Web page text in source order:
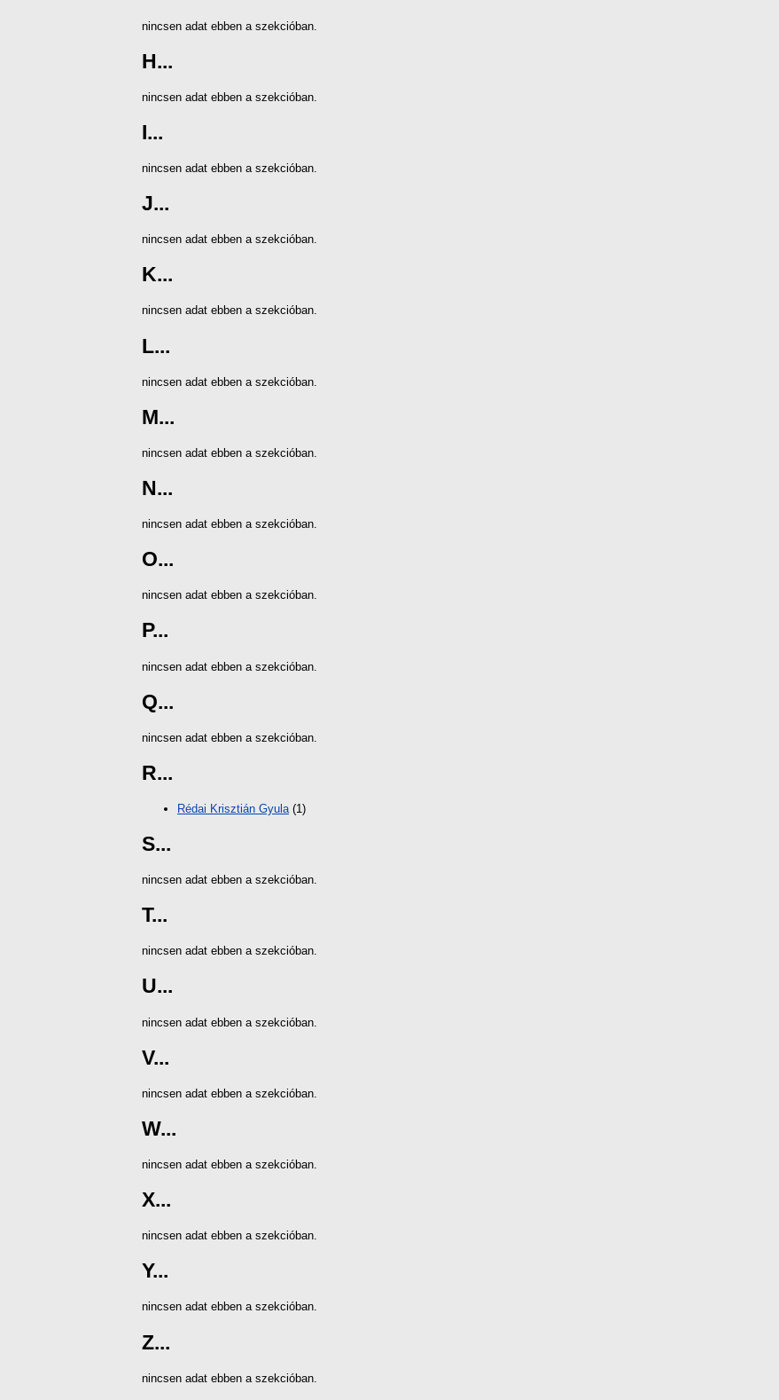
nincsen adat ebben a szekcióban.
H...
nincsen adat ebben a szekcióban.
I...
nincsen adat ebben a szekcióban.
J...
nincsen adat ebben a szekcióban.
K...
nincsen adat ebben a szekcióban.
L...
nincsen adat ebben a szekcióban.
M...
nincsen adat ebben a szekcióban.
N...
nincsen adat ebben a szekcióban.
O...
nincsen adat ebben a szekcióban.
P...
nincsen adat ebben a szekcióban.
Q...
nincsen adat ebben a szekcióban.
R...
Rédai Krisztián Gyula (1)
S...
nincsen adat ebben a szekcióban.
T...
nincsen adat ebben a szekcióban.
U...
nincsen adat ebben a szekcióban.
V...
nincsen adat ebben a szekcióban.
W...
nincsen adat ebben a szekcióban.
X...
nincsen adat ebben a szekcióban.
Y...
nincsen adat ebben a szekcióban.
Z...
nincsen adat ebben a szekcióban.